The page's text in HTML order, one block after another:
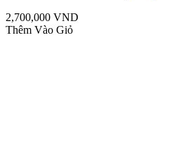
2,700,000 VND
Thêm Vào Giỏ